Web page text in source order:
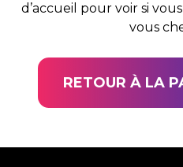
d’accueil pour voir si
vous
RETOUR À LA